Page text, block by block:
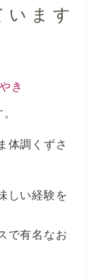
います
き
体調くずさ
しい経験を
で有名なお